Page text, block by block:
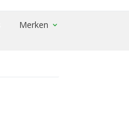
Merken expand_more